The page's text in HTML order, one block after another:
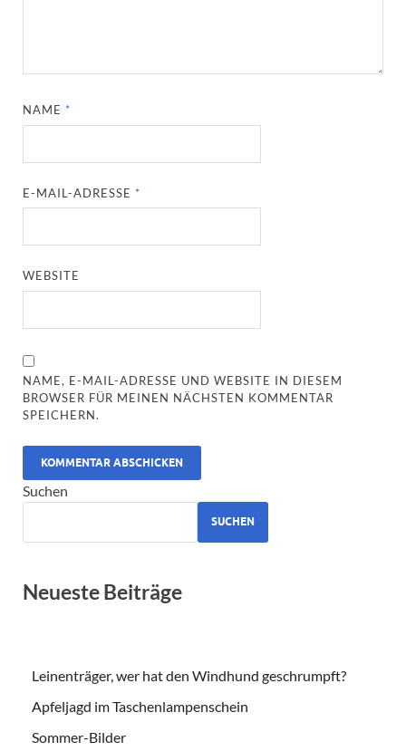
NAME *
E-MAIL-ADRESSE *
WEBSITE
NAME, E-MAIL-ADRESSE UND WEBSITE IN DIESEM
BROWSER FÜR MEINEN NÄCHSTEN KOMMENTAR
SPEICHERN.
ALTERNATIVE:
Suchen
SUCHEN
Neueste Beiträge
Leinenträger, wer hat den Windhund geschrumpft?
Apfeljagd im Taschenlampenschein
Sommer-Bilder